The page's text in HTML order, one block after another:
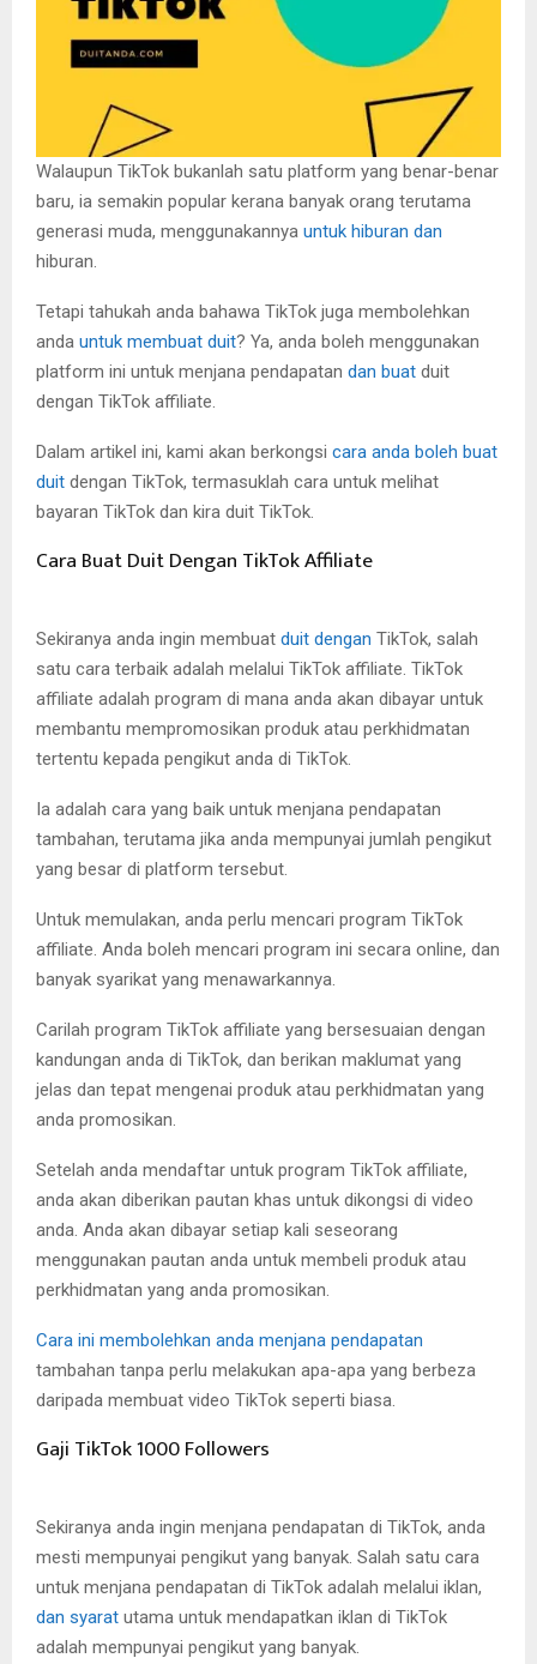
Walaupun TikTok bukanlah satu platform yang benar-benar
baru, ia semakin popular kerana banyak orang terutama
generasi muda, menggunakannya untuk hiburan dan
hiburan.
Tetapi tahukah anda bahawa TikTok juga membolehkan
anda untuk membuat duit? Ya, anda boleh menggunakan
platform ini untuk menjana pendapatan dan buat duit
dengan TikTok affiliate.
Dalam artikel ini, kami akan berkongsi cara anda boleh buat
duit dengan TikTok, termasuklah cara untuk melihat
bayaran TikTok dan kira duit TikTok.
Cara Buat Duit Dengan TikTok Affiliate
Sekiranya anda ingin membuat duit dengan TikTok, salah
satu cara terbaik adalah melalui TikTok affiliate. TikTok
affiliate adalah program di mana anda akan dibayar untuk
membantu mempromosikan produk atau perkhidmatan
tertentu kepada pengikut anda di TikTok.
Ia adalah cara yang baik untuk menjana pendapatan
tambahan, terutama jika anda mempunyai jumlah pengikut
yang besar di platform tersebut.
Untuk memulakan, anda perlu mencari program TikTok
affiliate. Anda boleh mencari program ini secara online, dan
banyak syarikat yang menawarkannya.
Carilah program TikTok affiliate yang bersesuaian dengan
kandungan anda di TikTok, dan berikan maklumat yang
jelas dan tepat mengenai produk atau perkhidmatan yang
anda promosikan.
Setelah anda mendaftar untuk program TikTok affiliate,
anda akan diberikan pautan khas untuk dikongsi di video
anda. Anda akan dibayar setiap kali seseorang
menggunakan pautan anda untuk membeli produk atau
perkhidmatan yang anda promosikan.
Cara ini membolehkan anda menjana pendapatan
tambahan tanpa perlu melakukan apa-apa yang berbeza
daripada membuat video TikTok seperti biasa.
Gaji TikTok 1000 Followers
Sekiranya anda ingin menjana pendapatan di TikTok, anda
mesti mempunyai pengikut yang banyak. Salah satu cara
untuk menjana pendapatan di TikTok adalah melalui iklan,
dan syarat utama untuk mendapatkan iklan di TikTok
adalah mempunyai pengikut yang banyak.